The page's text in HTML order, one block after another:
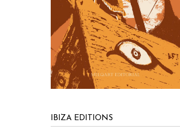
IBIZA EDITIONS